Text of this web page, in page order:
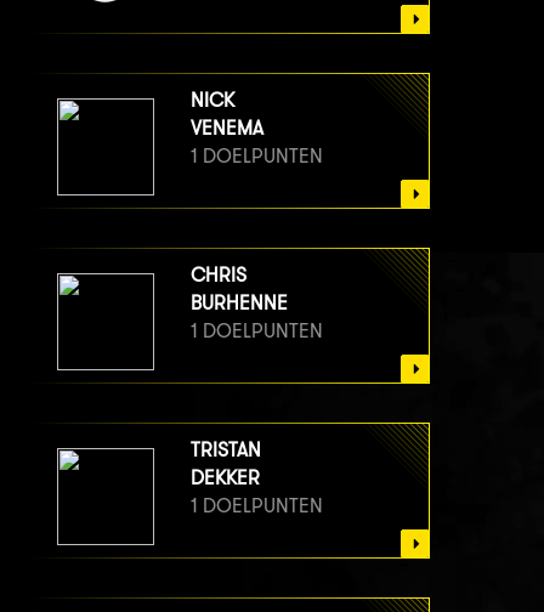
NICK
VENEMA
1 DOELPUNTEN
CHRIS
BURHENNE
1 DOELPUNTEN
TRISTAN
DEKKER
1 DOELPUNTEN